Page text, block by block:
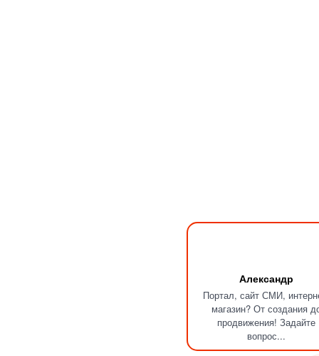
Александр
Портал, сайт СМИ,
магазин? От создания
продвижения! Задайте
вопрос...